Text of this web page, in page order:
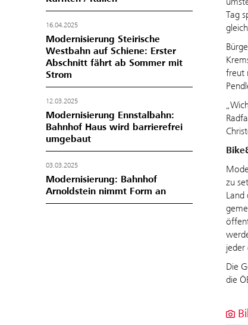
16.04.2025
Modernisierung Steirische
Westbahn auf Schiene: Erster
Abschnitt fährt ab Sommer mit
Strom
12.03.2025
Modernisierung Ennstalbahn:
Bahnhof Haus wird barrierefrei
umgebaut
03.03.2025
Modernisierung: Bahnhof
Arnoldstein nimmt Form an
Tag
freut
zu
Land
jeder
Die
die